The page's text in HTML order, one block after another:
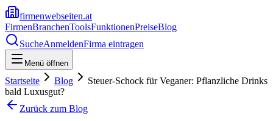
firmenwebseiten.at
FirmenBranchenToolsFunktionenPreiseBlog
SucheAnmeldenFirma eintragen
Menü öffnen
Startseite Blog
Steuer-Schock für Veganer: Pflanzliche Drinks
bald Luxusgut?
Zurück zum Blog